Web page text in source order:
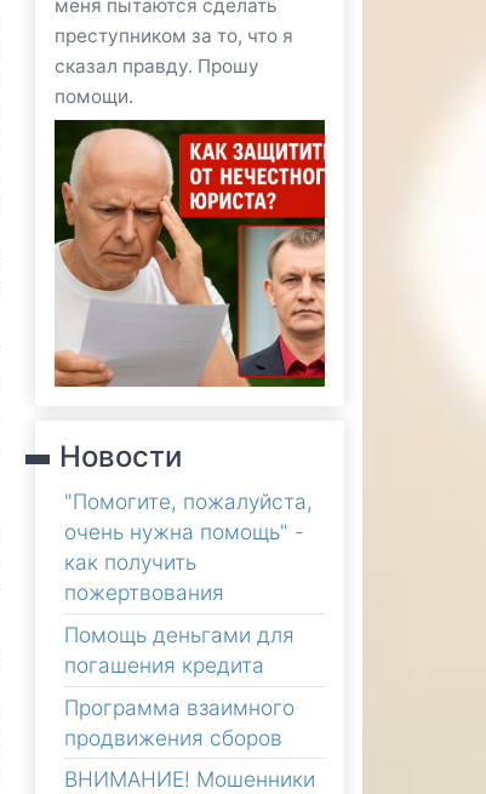
меня пытаются сделать
преступником за то, что я
сказал правду. Прошу
помощи.
Новости
"Помогите, пожалуйста,
очень нужна помощь" -
как получить
пожертвования
Помощь деньгами для
погашения кредита
Программа взаимного
продвижения сборов
ВНИМАНИЕ! Мошенники